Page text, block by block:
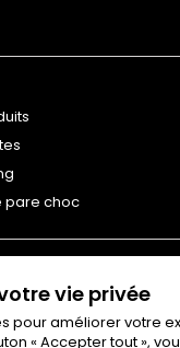
pare choc
vie privée
pour améliorer votre
« Accepter tout »,